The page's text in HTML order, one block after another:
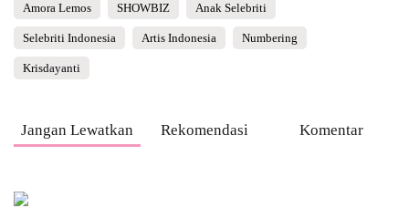
Amora Lemos SHOWBIZ Anak Selebriti
Selebriti Indonesia Artis Indonesia Numbering
Krisdayanti
Jangan Lewatkan Rekomendasi Komentar